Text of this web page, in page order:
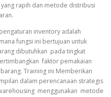
rapih dan metode distribusi
inventory adalah
fungsi ini bertujuan untuk
dibutuhkan pada tingkat
faktor pemakaian
Training ini Memberikan
dalam perencanaan strategis
menggunakan metode